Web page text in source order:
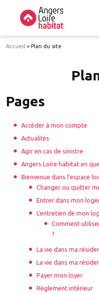
Accueil > Plan du site
Pages
Accéder à mon compte
Actualités
Agir en cas de sinistre
Angers Loire habitat en
Bienvenue dans l’espace
Changer ou quitter
Entrer dans mon
L’entretien de mon
Comment
?
La vie dans ma
La vie dans ma
Payer mon loyer
Règlement intérieur